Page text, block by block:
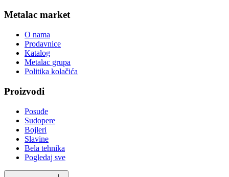
Metalac market
O nama
Prodavnice
Katalog
Metalac grupa
Politika kolačića
Proizvodi
Posuđe
Sudopere
Bojleri
Slavine
Bela tehnika
Pogledaj sve